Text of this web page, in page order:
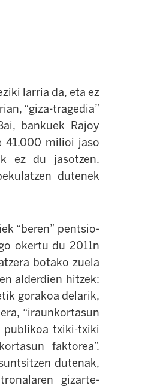
larria da, eta ez
“giza-tragedia”
bankuek Rajoy
41.000 milioi jaso
ez du jasotzen.
dutenek
“beren” pentsio-
okertu du 2011n
botako zuela
alderdien hitzek:
gorakoa delarik,
“iraunkortasun
publikoa txiki-txiki
faktorea”.
dutenak,
gizarte-